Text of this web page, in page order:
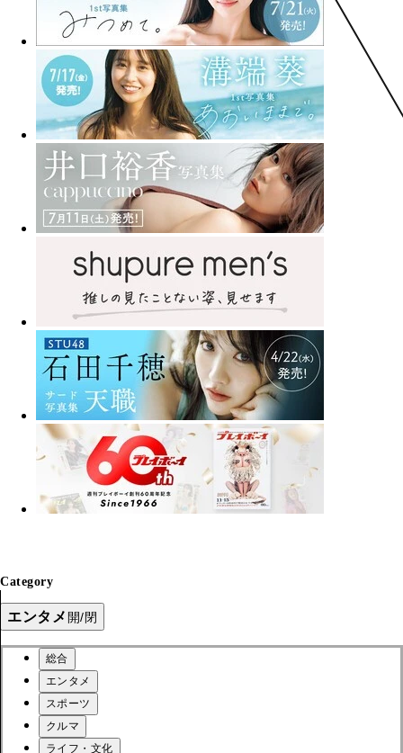
Category
エンタメ開/閉
総合
エンタメ
スポーツ
クルマ
ライフ・文化